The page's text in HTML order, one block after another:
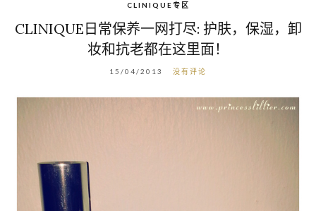
CLINIQUE专区
CLINIQUE日常保养一网打尽: 护肤，保湿，卸
妆和抗老都在这里面！
15/04/2013 没有评论